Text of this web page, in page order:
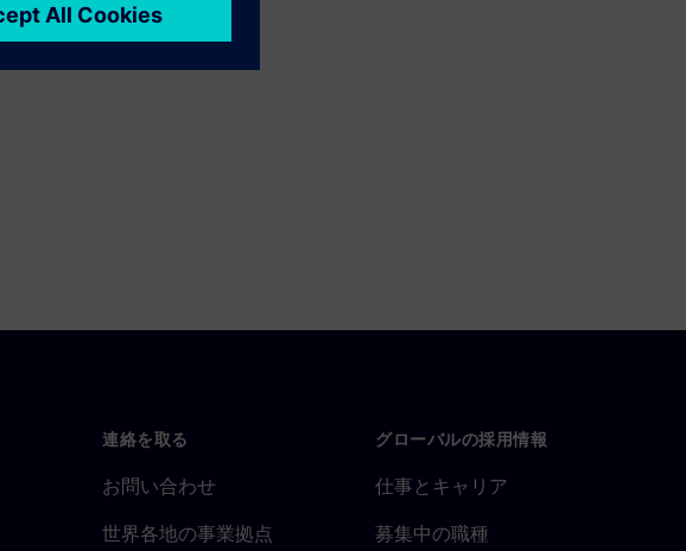
連絡を取る
お問い合わせ
世界各地の事業拠点
グローバルの採用情報
仕事とキャリア
募集中の職種